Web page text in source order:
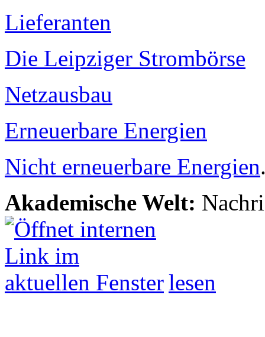
Lieferanten
Die Leipziger Strombörse
Netzausbau
Erneuerbare Energien
Nicht erneuerbare Energien
Akademische Welt:
lesen